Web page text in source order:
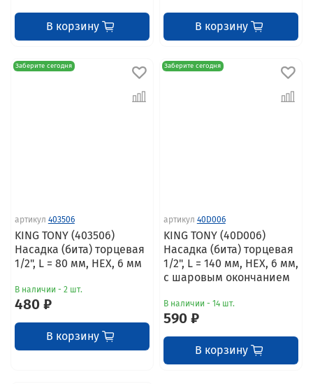
В корзину В корзину
Заберите сегодня
артикул 403506
KING TONY (403506)
Насадка (бита) торцевая
1/2", L = 80 мм, HEX, 6 мм
В наличии - 2 шт.
480 ₽
В корзину
Заберите сегодня
артикул 40D006
KING TONY (40D006)
Насадка (бита) торцевая
1/2", L = 140 мм, HEX, 6 мм,
с шаровым окончанием
В наличии - 14 шт.
590 ₽
В корзину